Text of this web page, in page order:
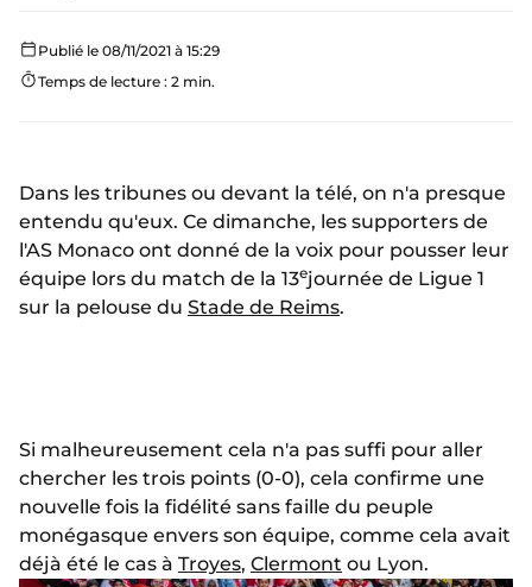
Publié le 08/11/2021 à 15:29
Temps de lecture : 2 min.
Dans les tribunes ou devant la télé, on n'a presque
entendu qu'eux. Ce dimanche, les supporters de
l'AS Monaco ont donné de la voix pour pousser leur
équipe lors du match de la 13ejournée de Ligue 1
sur la pelouse du Stade de Reims.
Si malheureusement cela n'a pas suffi pour aller
chercher les trois points (0-0), cela confirme une
nouvelle fois la fidélité sans faille du peuple
monégasque envers son équipe, comme cela avait
déjà été le cas à Troyes, Clermont ou Lyon.